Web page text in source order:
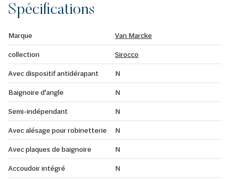
Spécifications
Marque
Van Marcke
collection
Sirocco
Avec dispositif antidérapant
N
Baignoire d'angle
N
Semi-indépendant
N
Avec alésage pour robinetterie
N
Avec plaques de baignoire
N
Accoudoir intégré
N